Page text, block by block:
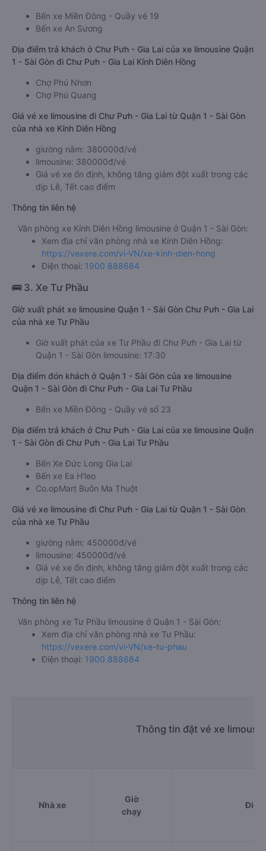
Địa điểm đón khách ở Quận 1 - Sài Gòn của xe limousine
Bến xe Miền Đông - Quầy vé 19
Địa điểm trả khách ở Chư Pưh - Gia Lai của xe limousine Quận
Chợ Phú Nhơn
Giá vé xe limousine đi Chư Pưh - Gia Lai từ Quận 1 - Sài Gòn
của nhà xe Kính Diên Hồng
giường nằm: 380000đ/vé
limousine: 380000đ/vé
dịp Lễ, Tết cao điểm
Thông tin liên hệ
Văn phòng xe Kính Diên Hồng limousine ở Quận 1 - Sài Gòn:
Xem địa chỉ văn phòng nhà xe Kính Diên Hồng:
Điện thoại:1900 888684
Giờ xuất phát xe limousine Quận 1 - Sài Gòn Chư Pưh - Gia Lai
Giờ xuất phát của xe Tư Phầu đi Chư Pưh - Gia Lai từ
Quận 1 - Sài Gòn đi Chư Pưh - Gia Lai Tư Phầu
Địa điểm trả khách ở Chư Pưh - Gia Lai của xe limousine Quận
1 - Sài Gòn đi Chư Pưh - Gia Lai Tư Phầu
Bến Xe Đức Long Gia Lai
Bến xe Ea H'leo
Giá vé xe limousine đi Chư Pưh - Gia Lai từ Quận 1 - Sài Gòn
của nhà xe Tư Phầu
giường nằm: 450000đ/vé
limousine: 450000đ/vé
dịp Lễ, Tết cao điểm
Thông tin liên hệ
Văn phòng xe Tư Phầu limousine ở Quận 1 - Sài Gòn: